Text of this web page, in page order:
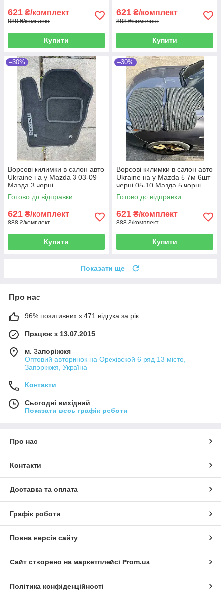
621 ₴/комплект
888 ₴/комплект
Купити
621 ₴/комплект
888 ₴/комплект
Купити
–30%
Ворсові килимки в салон авто
Ukraine на у Mazda 3 03-09
Мазда 3 чорні
Готово до відправки
621 ₴/комплект
888 ₴/комплект
Купити
–30%
Ворсові килимки в салон авто
Ukraine на у Mazda 5 7м 6шт
черні 05-10 Мазда 5 чорні
Готово до відправки
621 ₴/комплект
888 ₴/комплект
Купити
Показати ще
Про нас
96% позитивних з 471 відгука за рік
Працює з 13.07.2015
м. Запоріжжя
Оптовий авторинок на Орехівской 6 ряд 13 місто,
Запоріжжя, Україна
Контакти
Сьогодні вихідний
Показати весь графік роботи
Про нас
Контакти
Доставка та оплата
Графік роботи
Повна версія сайту
Сайт створено на маркетплейсі Prom.ua
Політика конфіденційності